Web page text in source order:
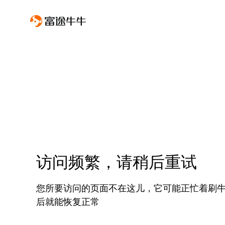
访问频繁，请稍后重试
您所要访问的页面不在这儿，它可能正忙着刷
后就能恢复正常